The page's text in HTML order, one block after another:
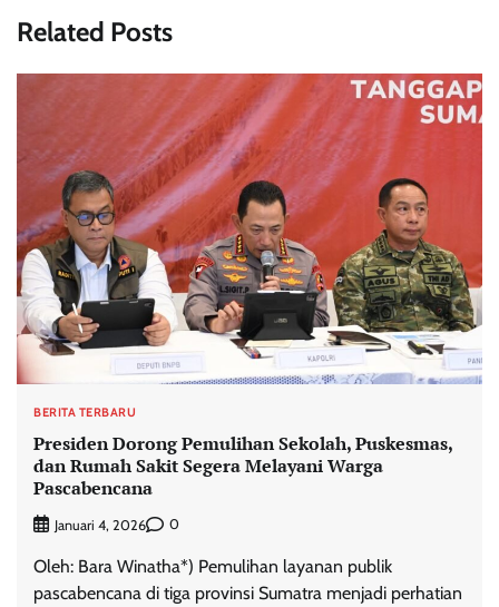
Related Posts
BERITA TERBARU
Presiden Dorong Pemulihan Sekolah, Puskesmas,
dan Rumah Sakit Segera Melayani Warga
Pascabencana
Januari 4, 2026 0
Oleh: Bara Winatha*) Pemulihan layanan publik
pascabencana di tiga provinsi Sumatra menjadi perhatian